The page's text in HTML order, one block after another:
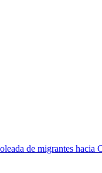
de migrantes hacia